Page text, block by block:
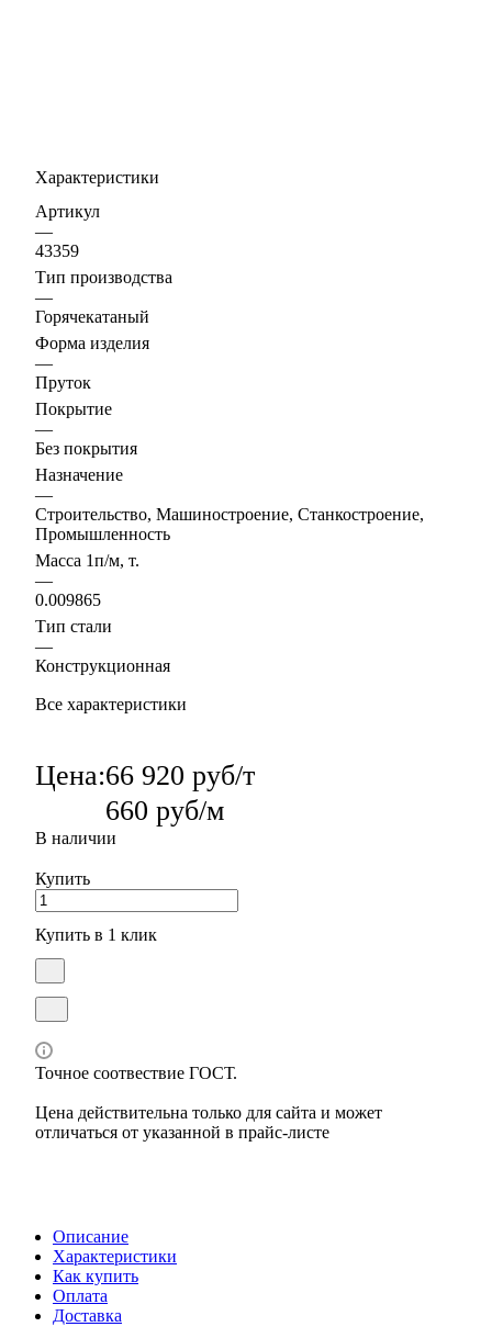
Характеристики
Артикул
—
43359
Тип производства
—
Горячекатаный
Форма изделия
—
Пруток
Покрытие
—
Без покрытия
Назначение
—
Строительство, Машиностроение, Станкостроение,
Промышленность
Масса 1п/м, т.
—
0.009865
Тип стали
—
Конструкционная
Все характеристики
Цена:66 920 руб/т
660 руб/м
В наличии
Купить
Купить в 1 клик
Точное соотвествие ГОСТ.
Цена действительна только для сайта и может
отличаться от указанной в прайс-листе
Описание
Характеристики
Как купить
Оплата
Доставка